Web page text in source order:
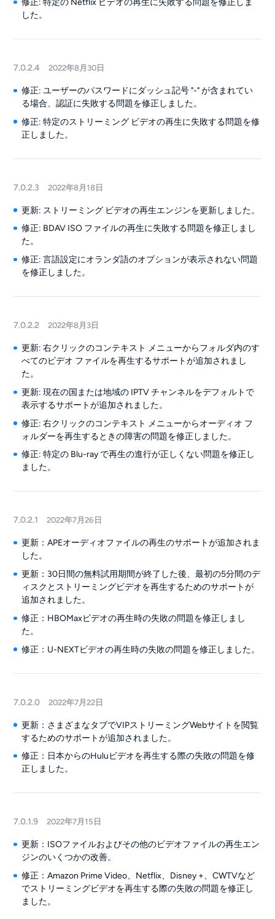
した。
7.0.2.4 2022年8月30日
修正: ユーザーのパスワードにダッシュ記号 "-" が含まれてい
る場合、認証に失敗する問題を修正しました。
修正: 特定のストリーミング ビデオの再生に失敗する問題を修
正しました。
7.0.2.3 2022年8月18日
更新: ストリーミング ビデオの再生エンジンを更新しました。
修正: BDAV ISO ファイルの再生に失敗する問題を修正しまし
た。
修正: 言語設定にオランダ語のオプションが表示されない問題
を修正しました。
7.0.2.2 2022年8月3日
更新: 右クリックのコンテキスト メニューからフォルダ内のす
べてのビデオ ファイルを再生するサポートが追加されまし
た。
更新: 現在の国または地域の IPTV チャンネルをデフォルトで
表示するサポートが追加されました。
修正: 右クリックのコンテキスト メニューからオーディオ フ
ォルダーを再生するときの障害の問題を修正しました。
修正: 特定の Blu-ray で再生の進行が正しくない問題を修正し
ました。
7.0.2.1 2022年7月26日
更新：APEオーディオファイルの再生のサポートが追加されま
した。
更新：30日間の無料試用期間が終了した後、最初の5分間のデ
ィスクとストリーミングビデオを再生するためのサポートが
追加されました。
修正：HBOMaxビデオの再生時の失敗の問題を修正しまし
た。
修正：U-NEXTビデオの再生時の失敗の問題を修正しました。
7.0.2.0 2022年7月22日
更新：さまざまなタブでVIPストリーミングWebサイトを閲覧
するためのサポートが追加されました。
修正：日本からのHuluビデオを再生する際の失敗の問題を修
正しました。
7.0.1.9 2022年7月15日
更新：ISOファイルおよびその他のビデオファイルの再生エン
ジンのいくつかの改善。
修正：Amazon Prime Video、Netflix、Disney +、CWTVなど
でストリーミングビデオを再生する際の失敗の問題を修正し
ました。